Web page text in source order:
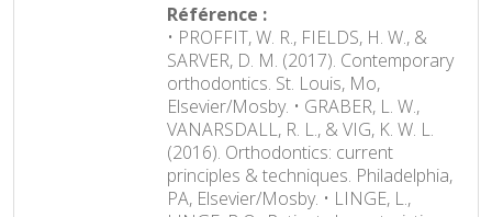
Référence :
• PROFFIT, W. R., FIELDS, H. W., &
SARVER, D. M. (2017). Contemporary
orthodontics. St. Louis, Mo,
Elsevier/Mosby. • GRABER, L. W.,
VANARSDALL, R. L., & VIG, K. W. L.
(2016). Orthodontics: current
principles & techniques. Philadelphia,
PA, Elsevier/Mosby. • LINGE, L.,